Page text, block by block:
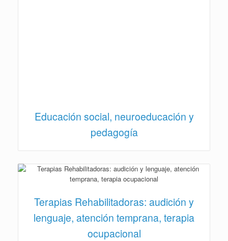
Educación social, neuroeducación y
pedagogía
Terapias Rehabilitadoras: audición y
lenguaje, atención temprana, terapia
ocupacional